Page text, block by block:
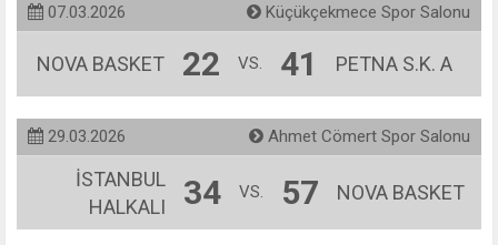
07.03.2026 Küçükçekmece Spor Salonu
NOVA BASKET 22 VS. 41 PETNA S.K. A
29.03.2026 Ahmet Cömert Spor Salonu
İSTANBUL
HALKALI
34 VS. 57 NOVA BASKET